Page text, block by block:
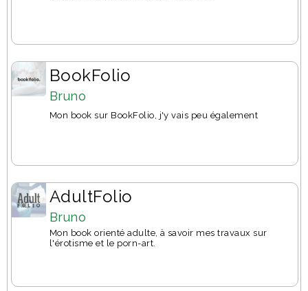
BookFolio
Bruno
Mon book sur BookFolio, j'y vais peu également
AdultFolio
Bruno
Mon book orienté adulte, à savoir mes travaux sur
l'érotisme et le porn-art.